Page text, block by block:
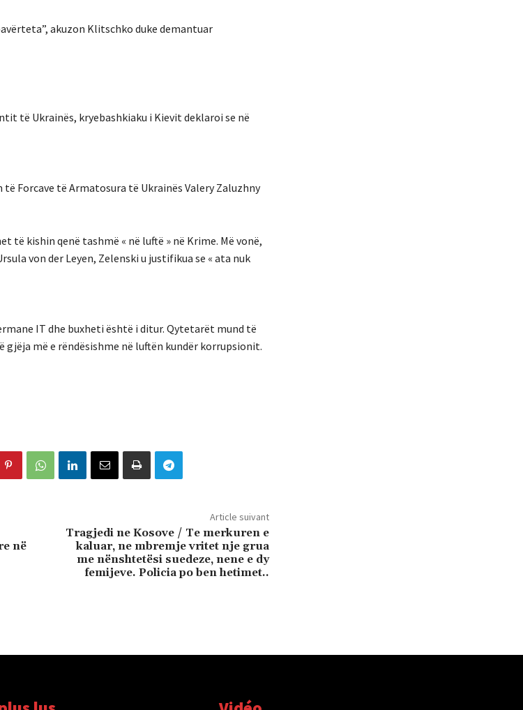
akuzon Klitschko duke demantuar
të Ukrainës, kryebashkiaku i Kievit deklaroi se në
Forcave të Armatosura të Ukrainës Valery Zaluzhny
të kishin qenë tashmë « në luftë » në Krime. Më vonë,
von der Leyen, Zelenski u justifikua se « ata nuk
IT dhe buxheti është i ditur. Qytetarët mund të
më e rëndësishme në luftën kundër korrupsionit.
në
Article suivant
Tragjedi ne Kosove / Te merkuren e
kaluar, ne mbremje vritet nje grua
me nënshtetësi suedeze, nene e dy
femijeve. Policia po ben hetimet..